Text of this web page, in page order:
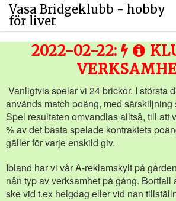
Vasa Bridgeklubb - hobby
för livet
2022-02-22:
Vanligtvis spelar vi 24 brickor. I största
används match poäng, med särskiljning
Spel resultaten omvandlas alltså, till att
% av det bästa spelade kontraktets
gäller för varje enskild giv.
Ibland har vi vår A-reklamskylt på
nån typ av verksamhet på gång. Bortfall
ske vid t.ex helgdag eller vid nån